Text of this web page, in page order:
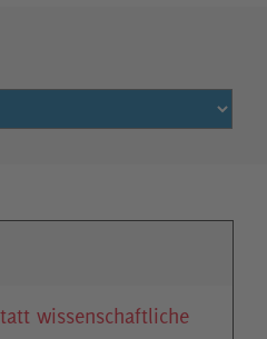
wissenschaftliche